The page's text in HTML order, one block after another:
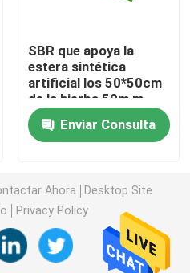
SBR que apoya la
estera sintética
artificial los 50*50cm
de la hierba 50m m
con los agujeros del
drenajeEnviar Consulta
Ahora
Desktop Site
Privacy Policy